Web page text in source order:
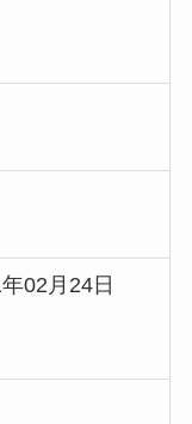
02月24日